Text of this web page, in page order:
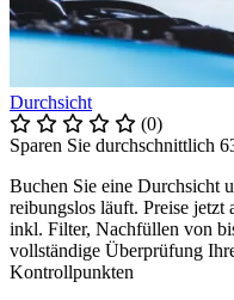
Durchsicht
(0)
Sparen Sie durchschnittlich
Buchen Sie eine Durchsicht
reibungslos läuft. Preise jetzt
inkl. Filter, Nachfüllen von
vollständige Überprüfung
Kontrollpunkten